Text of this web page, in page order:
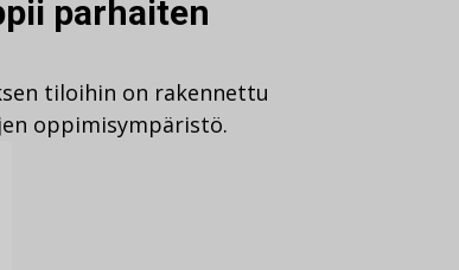
parhaiten
tiloihin on rakennettu
oppimisympäristö.